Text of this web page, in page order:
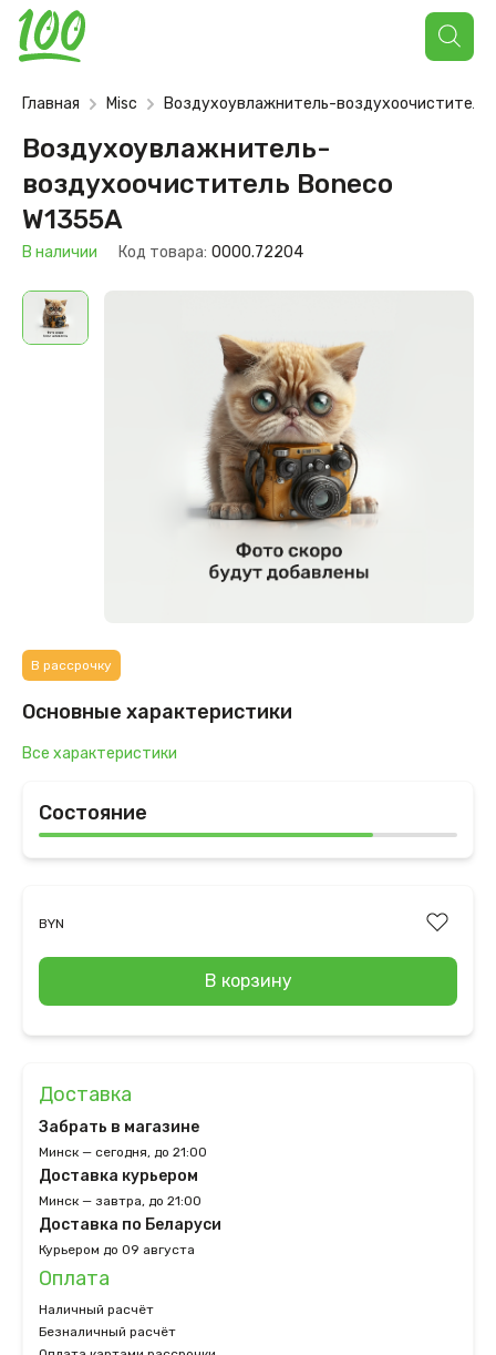
Поиск
товаров
Главная Misc Воздухоувлажнитель-воздухоочиститель
Воздухоувлажнитель-
воздухоочиститель Boneco
W1355A
В наличии Код товара: 0000.72204
В рассрочку
Основные характеристики
Все характеристики
Состояние
BYN
В корзину
Доставка
Забрать в магазине
Минск — сегодня, до 21:00
Доставка курьером
Минск — завтра, до 21:00
Доставка по Беларуси
Курьером до 09 августа
Оплата
Наличный расчёт
Безналичный расчёт